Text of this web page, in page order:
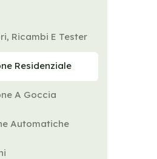
Ricambi E Tester
Residenziale
A Goccia
Automatiche